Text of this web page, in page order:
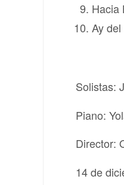
Hacia
Ay
Solistas:
Piano:
Director:
14 de